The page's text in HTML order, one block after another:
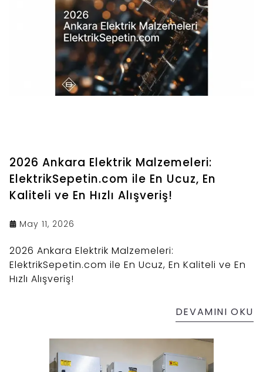
2026 Ankara Elektrik Malzemeleri:
ElektrikSepetin.com ile En Ucuz, En
Kaliteli ve En Hızlı Alışveriş!
May 11, 2026
2026 Ankara Elektrik Malzemeleri:
ElektrikSepetin.com ile En Ucuz, En Kaliteli ve En
Hızlı Alışveriş!
DEVAMINI OKU